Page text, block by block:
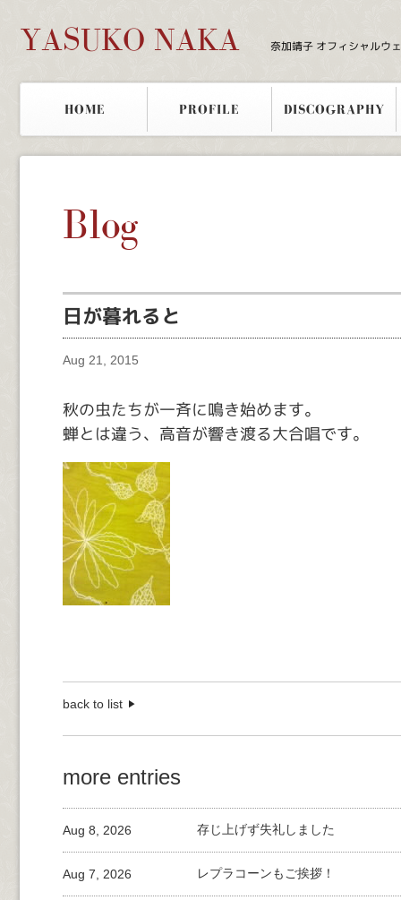
YASUKO NAKA 奈加靖子 オフィシャルウ
HOME PROFILE DISCOGRAPHY
Blog
日が暮れると
Aug 21, 2015
秋の虫たちが一斉に鳴き始めます。
蝉とは違う、高音が響き渡る大合唱です。
back to list
more entries
存じ上げず失礼しました
Aug 8, 2026
レプラコーンもご挨拶！
Aug 7, 2026